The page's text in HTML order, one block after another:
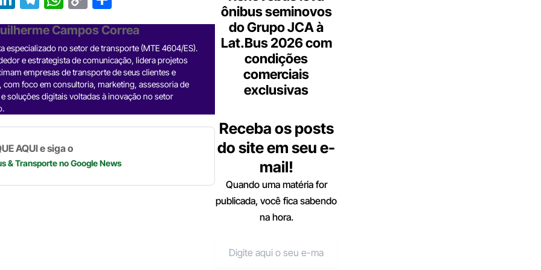
n
ke
dI
n
el
e
gr
a
m
h
at
s
A
p
p
o
p
y
Li
n
k
h
ar
e
Campos Correa
especializado no setor de transporte (MTE 4604/ES).
e estrategista de comunicação, lidera projetos
empresas de transporte de seus clientes e
com foco em consultoria, marketing, assessoria de
soluções digitais voltadas à inovação no setor
AQUI e siga o
& Transporteno Google News
ônibus seminovos
do Grupo JCA à
Lat.Bus 2026 com
condições
comerciais
exclusivas
Receba os posts
do site em seu e-
mail!
Quando uma matéria for
publicada, você fica sabendo
na hora.